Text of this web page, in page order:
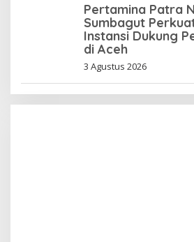
Pertamina Patra
Sumbagut
Instansi Dukung
di Aceh
3 Agustus 2026